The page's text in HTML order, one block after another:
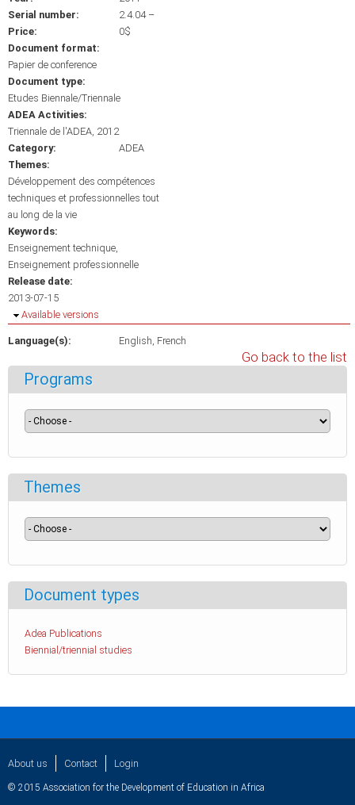
Serial number:
2.4.04 –
Price:
0$
Document format:
Papier de conference
Document type:
Etudes Biennale/Triennale
ADEA Activities:
Triennale de l'ADEA, 2012
Category:
ADEA
Themes:
Développement des compétences
techniques et professionnelles tout
au long de la vie
Keywords:
Enseignement technique
Enseignement professionnelle
Release date:
2013-07-15
Hide
Available versions
Language(s): English French
Go back to the list
Programs
Themes
Document types
Adea Publications
Biennial/triennial studies
About us Contact Login
© 2015 Association for the Development of Education in Africa